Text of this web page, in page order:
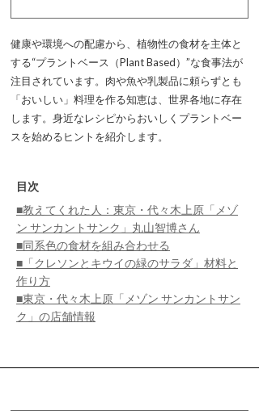
健康や環境への配慮から、植物性の食材を主体と
する“プラントベース（Plant Based）”な食事法が
注目されています。肉や魚や乳製品に頼らずとも
「おいしい」料理を作る知恵は、世界各地に存在
します。身近なレシピからおいしくプラントベー
スを始めるヒントを紹介します。
目次
■教えてくれた人：東京・代々木上原「メゾ
ン サンカントサンク」丸山智博さん
■同系色の食材を組み合わせる
■「クレソンとキウイの緑のサラダ」材料と
作り方
■東京・代々木上原「メゾン サンカントサン
ク」の店舗情報